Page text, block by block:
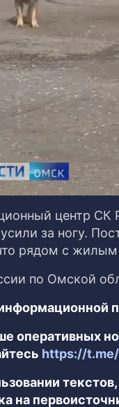
центр СК
за ногу.
рядом с жилым
по Омской
оперативных
https://
на